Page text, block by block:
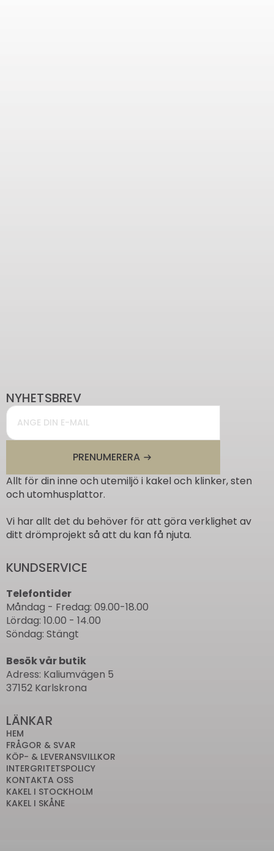
NYHETSBREV
Email
PRENUMERERA
Allt för din inne och utemiljö i kakel och klinker, sten
och utomhusplattor.
Vi har allt det du behöver för att göra verklighet av
ditt drömprojekt så att du kan få njuta.
KUNDSERVICE
Telefontider
Måndag - Fredag: 09.00-18.00
Lördag: 10.00 - 14.00
Söndag: Stängt
Besök vår butik
Adress: Kaliumvägen 5
37152 Karlskrona
LÄNKAR
HEM
FRÅGOR & SVAR
KÖP- & LEVERANSVILLKOR
INTERGRITETSPOLICY
KONTAKTA OSS
KAKEL I STOCKHOLM
KAKEL I SKÅNE